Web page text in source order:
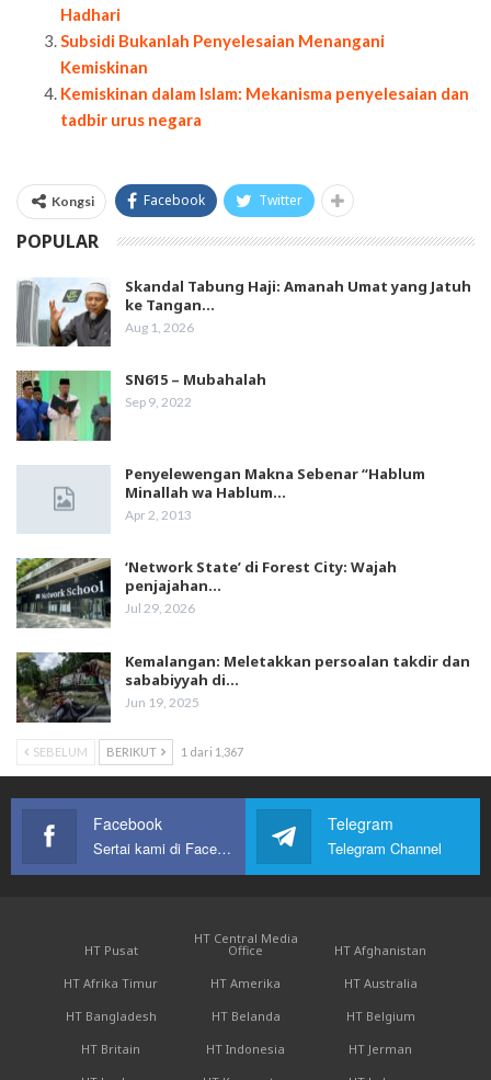
Hadhari
Subsidi Bukanlah Penyelesaian Menangani
Kemiskinan
Kemiskinan dalam Islam: Mekanisma penyelesaian dan
tadbir urus negara
Kongsi Facebook Twitter
POPULAR
Skandal Tabung Haji: Amanah Umat yang Jatuh
ke Tangan…
Aug 1, 2026
SN615 – Mubahalah
Sep 9, 2022
Penyelewengan Makna Sebenar “Hablum
Minallah wa Hablum…
Apr 2, 2013
‘Network State’ di Forest City: Wajah
penjajahan…
Jul 29, 2026
Kemalangan: Meletakkan persoalan takdir dan
sababiyyah di…
Jun 19, 2025
SEBELUM BERIKUT 1 dari 1,367
Facebook
Sertai kami di Facebook
Telegram
Telegram Channel
HT Pusat
HT Central Media
Office
HT Afghanistan
HT Afrika Timur
HT Amerika
HT Australia
HT Bangladesh
HT Belanda
HT Belgium
HT Britain
HT Indonesia
HT Jerman